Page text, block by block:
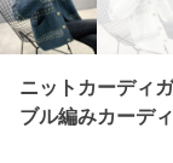
ニットカーディ
ブル編みカーデ